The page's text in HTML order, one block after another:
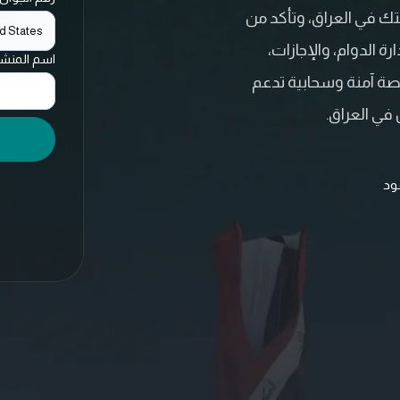
في العراق، وتأكد من
الدوام، والإجازات،
آمنة وسحابية تدعم
في العراق.
States
اسم